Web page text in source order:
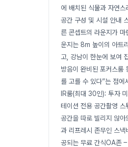
에 배치된 식물과 자연스
공간 구성 및 시설 안내
른 콘셉트의 라운지가
운지는 8m 높이의 아트
고, 강남이 한눈에 보여
방음이 완비된 포커스룸
를 고를 수 있다”는 점
IR룸(최대 30인): 투자
테이션 전용 공간촬영
공간을 따로 빌리지 않
과 리프레시 존무인 스
공되는 무료 간식OA존